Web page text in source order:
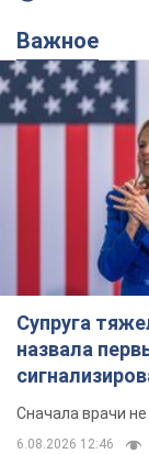
Важное
Супруга
назвала
Сначала врачи
6.08.2026 12:46